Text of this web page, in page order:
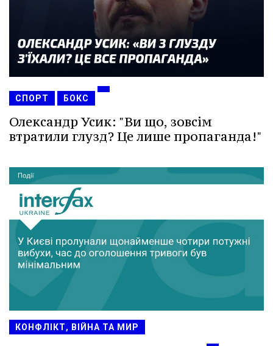
СПОРТ БОКС
Олександр Усик: "Ви що, зовсім
втратили глузд? Це лише пропаганда!"
КОНФЛІКТ, ВІЙНА ТА МИР